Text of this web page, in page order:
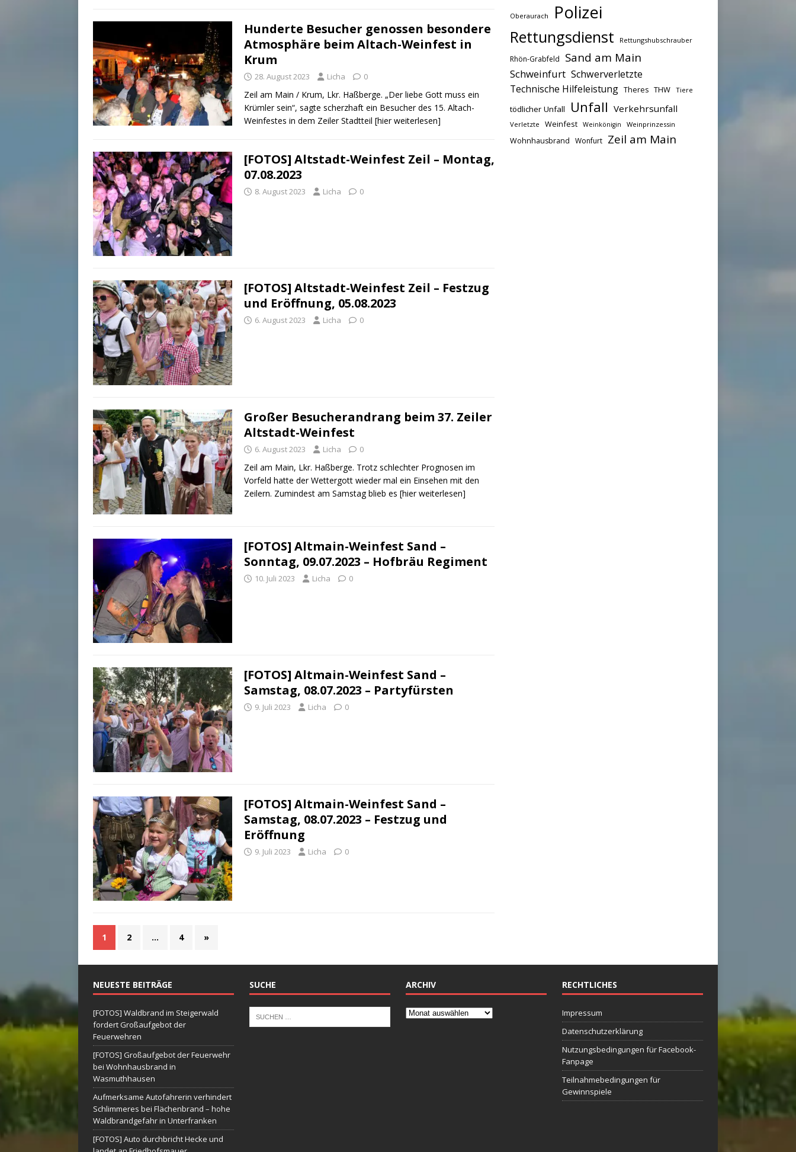
Hunderte Besucher genossen besondere
Atmosphäre beim Altach-Weinfest in
Krum
28. August 2023 Licha 0
Zeil am Main / Krum, Lkr. Haßberge. „Der liebe Gott muss ein
Krümler sein“, sagte scherzhaft ein Besucher des 15. Altach-
Weinfestes in dem Zeiler Stadtteil [hier weiterlesen]
[FOTOS] Altstadt-Weinfest Zeil – Montag,
07.08.2023
8. August 2023 Licha 0
[FOTOS] Altstadt-Weinfest Zeil – Festzug
und Eröffnung, 05.08.2023
6. August 2023 Licha 0
Großer Besucherandrang beim 37. Zeiler
Altstadt-Weinfest
6. August 2023 Licha 0
Zeil am Main, Lkr. Haßberge. Trotz schlechter Prognosen im
Vorfeld hatte der Wettergott wieder mal ein Einsehen mit den
Zeilern. Zumindest am Samstag blieb es [hier weiterlesen]
[FOTOS] Altmain-Weinfest Sand –
Sonntag, 09.07.2023 – Hofbräu Regiment
10. Juli 2023 Licha 0
[FOTOS] Altmain-Weinfest Sand –
Samstag, 08.07.2023 – Partyfürsten
9. Juli 2023 Licha 0
[FOTOS] Altmain-Weinfest Sand –
Samstag, 08.07.2023 – Festzug und
Eröffnung
9. Juli 2023 Licha 0
1 2 … 4 »
Oberaurach Polizei
Rettungsdienst Rettungshubschrauber
Rhön-Grabfeld Sand am Main
Schweinfurt Schwerverletzte
Technische Hilfeleistung Theres THW Tiere
tödlicher Unfall Unfall Verkehrsunfall
Verletzte Weinfest Weinkönigin Weinprinzessin
Wohnhausbrand Wonfurt Zeil am Main
NEUESTE BEITRÄGE
[FOTOS] Waldbrand im Steigerwald
fordert Großaufgebot der
Feuerwehren
[FOTOS] Großaufgebot der Feuerwehr
bei Wohnhausbrand in
Wasmuthhausen
Aufmerksame Autofahrerin verhindert
Schlimmeres bei Flächenbrand – hohe
Waldbrandgefahr in Unterfranken
[FOTOS] Auto durchbricht Hecke und
SUCHE ARCHIV RECHTLICHES
Impressum
Datenschutzerklärung
Nutzungsbedingungen für Facebook-
Fanpage
Teilnahmebedingungen für
Gewinnspiele